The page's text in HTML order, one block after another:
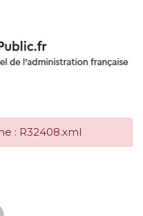
: R32408.xml